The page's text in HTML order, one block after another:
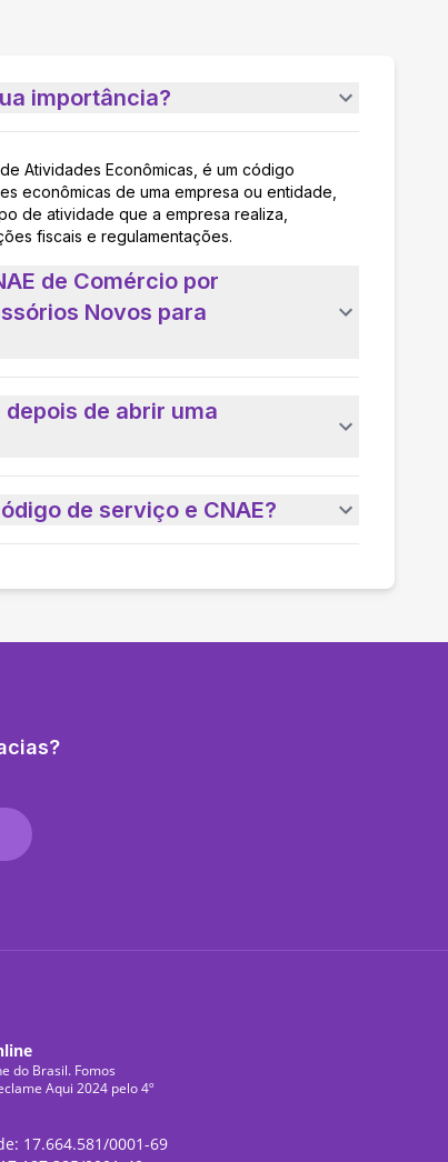
importância?
Atividades Econômicas, é um código
econômicas de uma empresa ou entidade,
de atividade que a empresa realiza,
fiscais e regulamentações.
de Comércio por
Novos para
depois de abrir uma
de serviço e CNAE?
do Brasil. Fomos
Aqui 2024 pelo 4º
17.664.581/0001-69